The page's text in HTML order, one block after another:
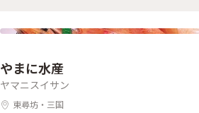
やまに水産
ヤマニスイサン
東尋坊・三国